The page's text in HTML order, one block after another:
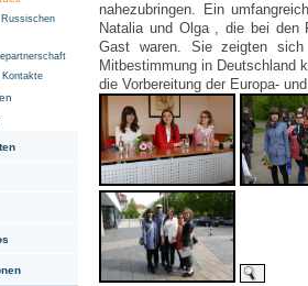
Kontakte
nahezubringen. Ein
Natalia und Olga , die bei den
Gast waren. Sie zeigten sich
Mitbestimmung in Deutschland
die Vorbereitung der Europa-